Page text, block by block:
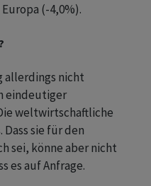
(-4,0%).
allerdings nicht
eindeutiger
weltwirtschaftliche
Dass sie für den
sei, könne aber nicht
es auf Anfrage.